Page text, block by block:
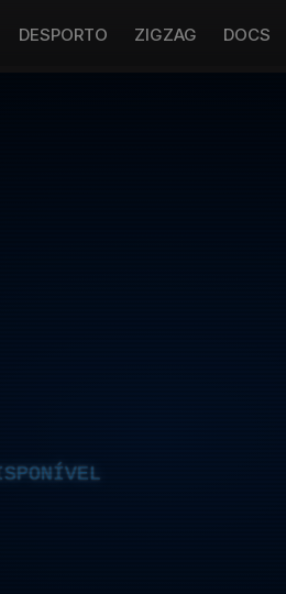
DESPORTO ZIGZAG DOCS